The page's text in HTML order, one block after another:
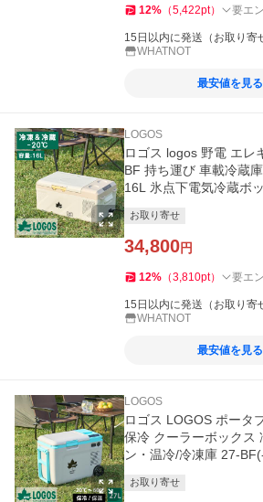
12% （5,422pt） 要エ
15日以内に発送（お取り寄
WHATNOT
最安値を見る
LOGOS
ロゴス logos 野電 エレ
BF 持ち運び 車載冷蔵
16L 氷点下電気冷蔵ボ
お取り寄せ
34,800円
12% （3,810pt） 要エ
15日以内に発送（お取り寄
WHATNOT
最安値を見る
LOGOS
ロゴス LOGOS ポータ
保冷 クーラーボックス
ン・温冷/冷凍庫 27-
お取り寄せ